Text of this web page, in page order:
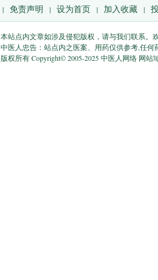
| 免责声明 | 设为首页 | 加入收藏 |
本站点内文章如涉及侵犯版权，请与我们联系。
中医人忠告：站点内之医案、用药仅供参考,任
版权所有 Copyright© 2005-2025 中医人网络 网站